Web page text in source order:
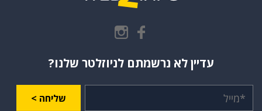
עדיין לא נרשמתם לניוזלטר שלנו?
שליחה >